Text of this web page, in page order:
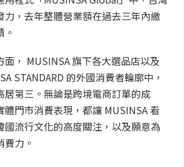
力，去年整體營業額在過去三年內繳
， MUSINSA 旗下各大選品店以及
STANDARD 的外國消費者輪廓中，
居第三。無論是跨境電商訂單的成
體門市消費表現，都讓 MUSINSA 看
國流行文化的高度關注，以及願意為
力。